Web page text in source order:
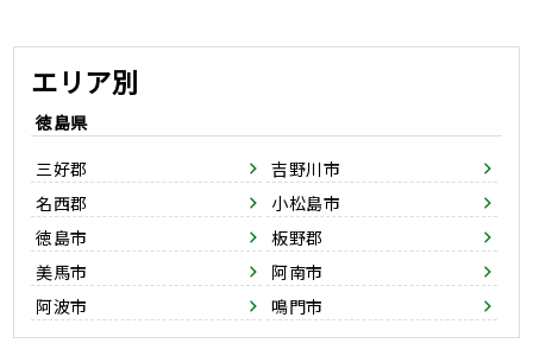
エリア別
徳島県
三好郡
吉野川市
名西郡
小松島市
徳島市
板野郡
美馬市
阿南市
阿波市
鳴門市